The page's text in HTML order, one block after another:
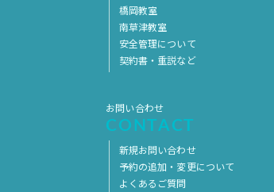
2018年7月
2018年5月
2018年3月
2018年1月
2017年11月
2017年9月
2017年7月
橋岡教室
南草津教室
安全管理について
契約書・重説など
お問い合わせ
CONTACT
新規お問い合わせ
予約の追加・変更について
よくあるご質問